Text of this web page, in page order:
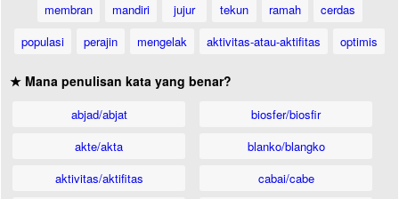
membran
mandiri jujur tekun ramah
cerdas
populasi
perajin mengelak aktivitas-atau-aktifitas optimis
★ Mana penulisan kata yang benar?
abjad/abjat
akte/akta
aktivitas/aktifitas
biosfer/biosfir
blanko/blangko
cabai/cabe